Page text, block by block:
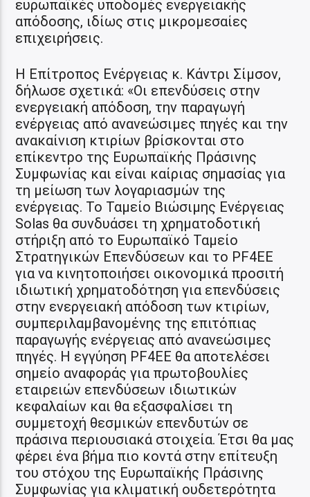
ευρωπαϊκές υποδομές ενεργειακής
απόδοσης, ιδίως στις μικρομεσαίες
επιχειρήσεις.
Η Επίτροπος Ενέργειας κ. Κάντρι Σίμσον,
δήλωσε σχετικά: «Οι επενδύσεις στην
ενεργειακή απόδοση, την παραγωγή
ενέργειας από ανανεώσιμες πηγές και την
ανακαίνιση κτιρίων βρίσκονται στο
επίκεντρο της Ευρωπαϊκής Πράσινης
Συμφωνίας και είναι καίριας σημασίας για
τη μείωση των λογαριασμών της
ενέργειας. Το Ταμείο Βιώσιμης Ενέργειας
Solas θα συνδυάσει τη χρηματοδοτική
στήριξη από το Ευρωπαϊκό Ταμείο
Στρατηγικών Επενδύσεων και το PF4EE
για να κινητοποιήσει οικονομικά προσιτή
ιδιωτική χρηματοδότηση για επενδύσεις
στην ενεργειακή απόδοση των κτιρίων,
συμπεριλαμβανομένης της επιτόπιας
παραγωγής ενέργειας από ανανεώσιμες
πηγές. Η εγγύηση PF4EE θα αποτελέσει
σημείο αναφοράς για πρωτοβουλίες
εταιρειών επενδύσεων ιδιωτικών
κεφαλαίων και θα εξασφαλίσει τη
συμμετοχή θεσμικών επενδυτών σε
πράσινα περιουσιακά στοιχεία. Έτσι θα μας
φέρει ένα βήμα πιο κοντά στην επίτευξη
του στόχου της Ευρωπαϊκής Πράσινης
Συμφωνίας για κλιματική ουδετερότητα